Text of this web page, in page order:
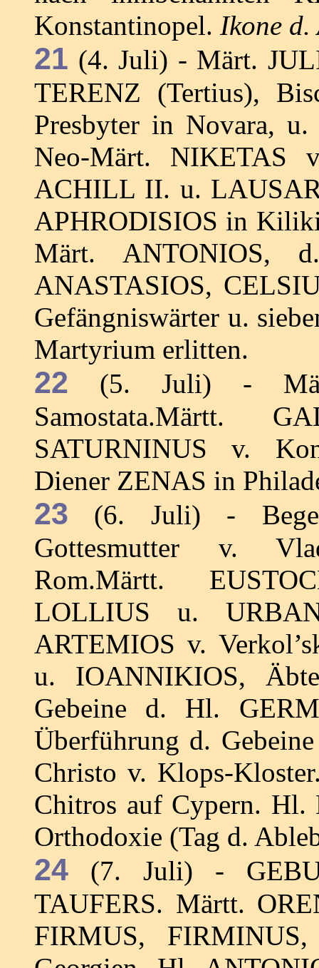
Konstantinopel. Ikone
21 (4. Juli) - Märt.
TERENZ (Tertius),
Presbyter in Novara,
Neo-Märt. NIKETAS
ACHILL II. u.
APHRODISIOS in
Märt. ANTONIOS,
ANASTASIOS,
Gefängniswärter u.
Martyrium erlitten.
22 (5. Juli) -
Samostata.Märtt.
SATURNINUS v.
Diener ZENAS in
23 (6. Juli) -
Gottesmutter v.
Rom.Märtt.
LOLLIUS u.
ARTEMIOS v.
u. IOANNIKIOS,
Gebeine d. Hl.
Überführung d.
Christo v. Klops-
Chitros auf Cypern. Hl.
Orthodoxie (Tag d.
24 (7. Juli) -
TAUFERS. Märtt.
FIRMUS,